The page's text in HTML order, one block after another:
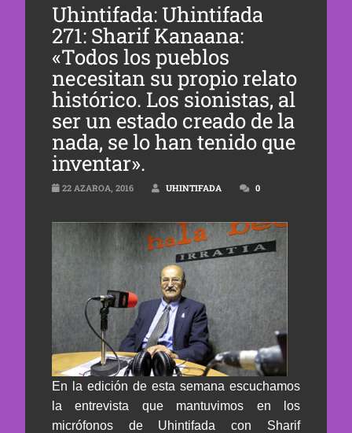
Uhintifada: Uhintifada
271: Sharif Kanaana:
«Todos los pueblos
necesitan su propio relato
histórico. Los sionistas, al
ser un estado creado de la
nada, se lo han tenido que
inventar».
22 AZAROA, 2016 UHINTIFADA 0
En la edición de esta semana escuchamos
la entrevista que mantuvimos en los
micrófonos de Uhintifada con Sharif